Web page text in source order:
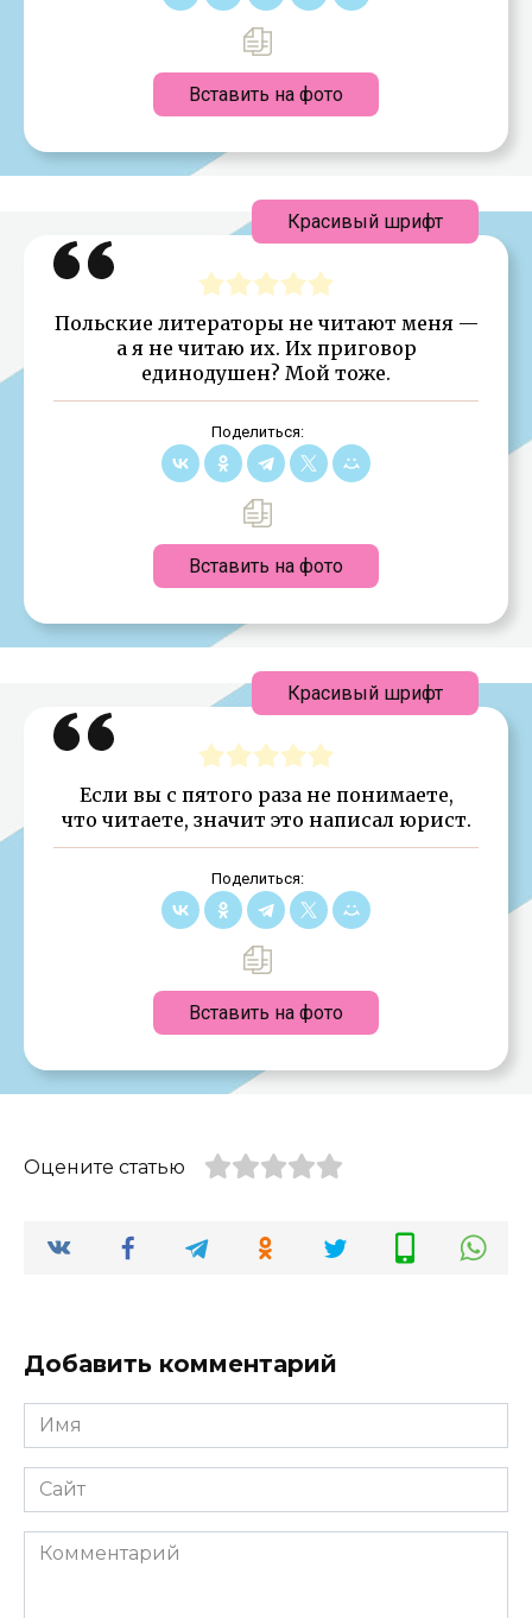
Вставить на фото
Польские литераторы не читают меня —
а я не читаю их. Их приговор
единодушен? Мой тоже.
Поделиться:
Вставить на фото
Красивый шрифт
Если вы с пятого раза не понимаете,
что читаете, значит это написал юрист.
Поделиться:
Вставить на фото
Красивый шрифт
Оцените статью
Добавить комментарий
Имя
*
Сайт
Комментарий